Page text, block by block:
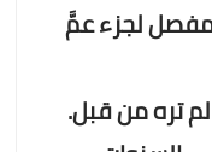
كتاب الإعراب المفصل لجزء عمَّ
تره من قبل.